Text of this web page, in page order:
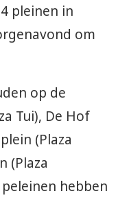
pleinen in
om
op de
Tui), De Hof
(Plaza
(Plaza
hebben